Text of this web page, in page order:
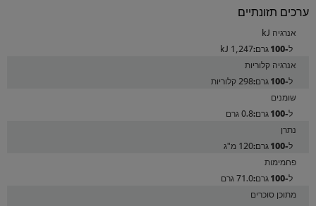
ערכים תזונתיים
אנרגיה kJ
1,247 kJ
אנרגיה קלוריות
298 קלוריות
שומנים
0.8 גרם
נתרן
120 מ"ג
פחמימות
71.0 גרם
מתוכן סוכרים